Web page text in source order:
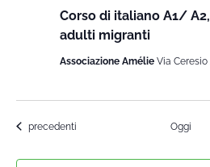
Corso di italiano A1/
adulti migranti
Associazione Amélie Via Ceresio
Corsi
precedenti Oggi